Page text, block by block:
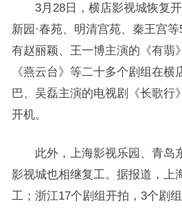
3月28日，横店影视城恢复开
新园·春苑、明清宫苑、秦王宫
有赵丽颖、王一博主演的《有翡
《燕云台》等二十多个剧组在横
巴、吴磊主演的电视剧《长歌行
开机。
此外，上海影视乐园、青岛
影视城也相继复工。据报道，上
工；浙江17个剧组开拍，3个剧